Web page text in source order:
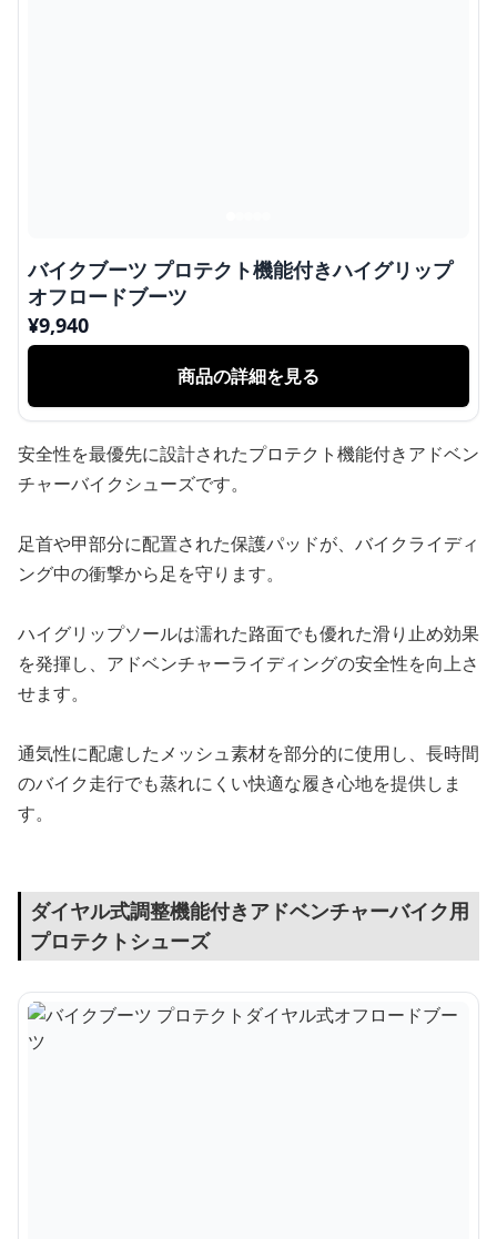
バイクブーツ プロテクト機能付きハイグリップ
オフロードブーツ
¥9,940
商品の詳細を見る
安全性を最優先に設計されたプロテクト機能付きアドベン
チャーバイクシューズです。
足首や甲部分に配置された保護パッドが、バイクライディ
ング中の衝撃から足を守ります。
ハイグリップソールは濡れた路面でも優れた滑り止め効果
を発揮し、アドベンチャーライディングの安全性を向上さ
せます。
通気性に配慮したメッシュ素材を部分的に使用し、長時間
のバイク走行でも蒸れにくい快適な履き心地を提供しま
す。
ダイヤル式調整機能付きアドベンチャーバイク用
プロテクトシューズ